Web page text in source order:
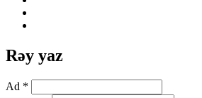
Rəy yaz
Ad *